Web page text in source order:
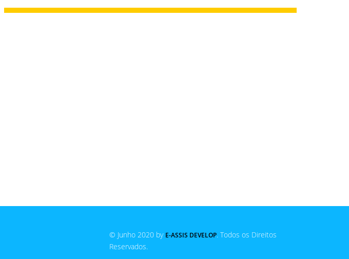
© Junho 2020 by E-ASSIS DEVELOP. Todos os Direitos
Reservados.